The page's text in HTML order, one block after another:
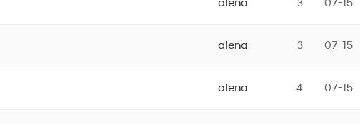
alena 3 07-15
alena 3 07-15
alena 4 07-15